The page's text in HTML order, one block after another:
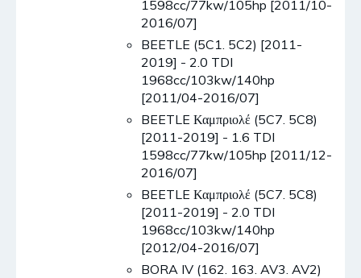
1598cc/77kw/105hp [2011/10-
2016/07]
BEETLE (5C1. 5C2) [2011-
2019] - 2.0 TDI
1968cc/103kw/140hp
[2011/04-2016/07]
BEETLE Καμπριολέ (5C7. 5C8)
[2011-2019] - 1.6 TDI
1598cc/77kw/105hp [2011/12-
2016/07]
BEETLE Καμπριολέ (5C7. 5C8)
[2011-2019] - 2.0 TDI
1968cc/103kw/140hp
[2012/04-2016/07]
BORA IV (162. 163. AV3. AV2)